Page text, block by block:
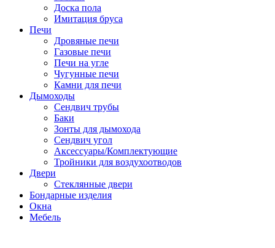
Доска пола
Имитация бруса
Печи
Дровяные печи
Газовые печи
Печи на угле
Чугунные печи
Камни для печи
Дымоходы
Сендвич трубы
Баки
Зонты для дымохода
Сендвич угол
Аксессуары/Комплектующие
Тройники для воздухоотводов
Двери
Стеклянные двери
Бондарные изделия
Окна
Мебель